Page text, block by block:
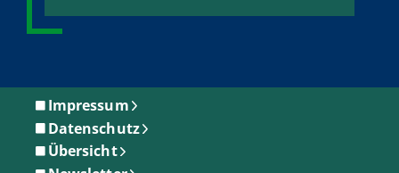
Impressum
Datenschutz
Übersicht